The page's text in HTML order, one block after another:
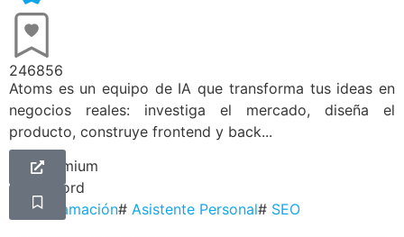
246856
Atoms es un equipo de IA que transforma tus ideas en
negocios reales: investiga el mercado, diseña el
producto, construye frontend y back...
Freemium
Discord
Programación# Asistente Personal# SEO